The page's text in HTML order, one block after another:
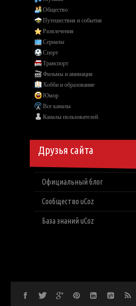
Общество
Путешествия и события
Развлечения
Сериалы
Спорт
Транспорт
Фильмы и анимация
Хобби и образование
Юмор
Все каналы
Каналы пользователей
Друзья сайта
Официальный блог
Сообщество uCoz
База знаний uCoz